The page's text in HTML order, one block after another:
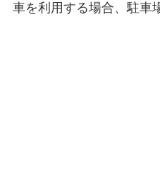
車を利用する場合、駐車